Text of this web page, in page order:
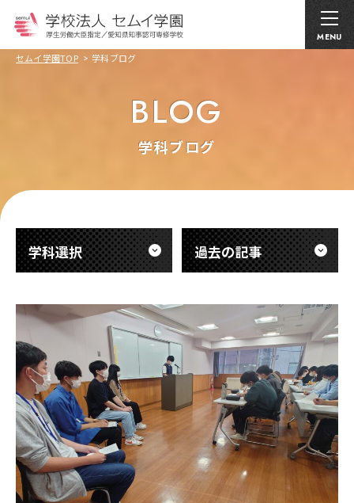
MENU
セムイ学園TOP 学科ブログ
BLOG
学科ブログ
学科選択 過去の記事